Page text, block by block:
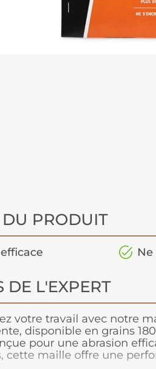
DU PRODUIT
Ne
DE L'EXPERT
votre travail avec notre
disponible en grains
pour une abrasion
cette maille offre une